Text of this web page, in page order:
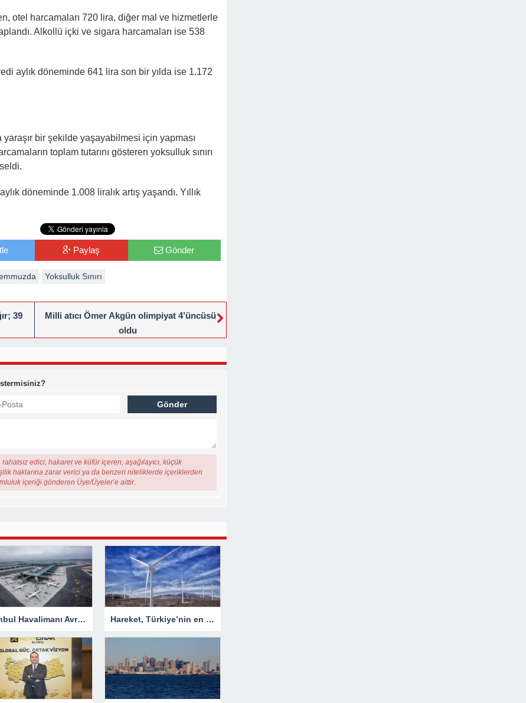
otel harcamaları 720 lira, diğer mal ve hizmetlerle
Alkollü içki ve sigara harcamaları ise 538
aylık döneminde 641 lira son bir yılda ise 1.172
bir şekilde yaşayabilmesi için yapması
toplam tutarını gösteren yoksulluk sınırı
döneminde 1.008 liralık artış yaşandı. Yıllık
Paylaş Gönder
Yoksulluk Sınırı
39
Milli atıcı Ömer Akgün olimpiyat 4’üncüsü
oldu
edici, hakaret ve küfür içeren, aşağılayıcı, küçük
haklarına zarar verici ya da benzeri niteliklerde içeriklerden
içeriği gönderen Üye/Üyeler’e aittir.
İstanbul Havalimanı Avrupa’nın en yoğun havalimanı oldu Hareket, Türkiye’nin en uzun rüzgar türbini kanatlarını taşıdı